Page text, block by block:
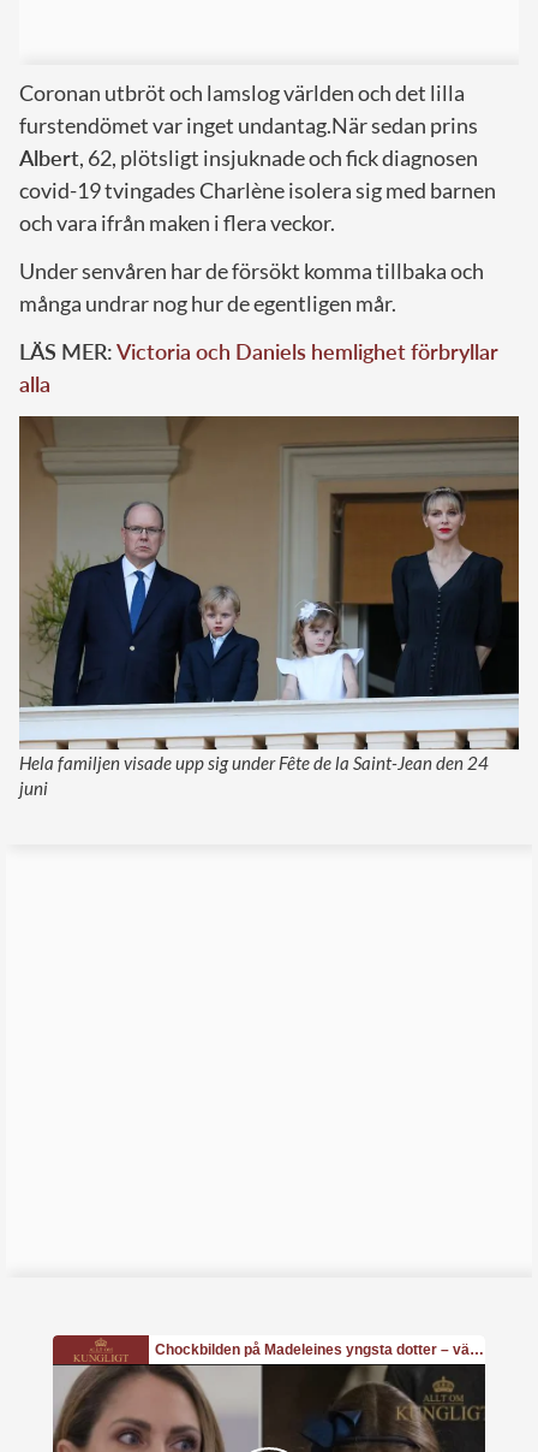
Coronan utbröt och lamslog världen och det lilla
furstendömet var inget undantag.När sedan prins
Albert, 62, plötsligt insjuknade och fick diagnosen
covid-19 tvingades Charlène isolera sig med barnen
och vara ifrån maken i flera veckor.
Under senvåren har de försökt komma tillbaka och
många undrar nog hur de egentligen mår.
LÄS MER:Victoria och Daniels hemlighet förbryllar
alla
Hela familjen visade upp sig under Fête de la Saint-Jean den 24
juni